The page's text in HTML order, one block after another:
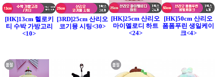
[HK]13cm 헬로키
티 수박 가방고리
<10>
[3RD]25cm 산리오
코기뮹 시팅<30>
[HK]25cm 산리오
마이멜로디 하트
<24>
[HK]50cm 산리오
폼폼푸린 생일케이
크<4>